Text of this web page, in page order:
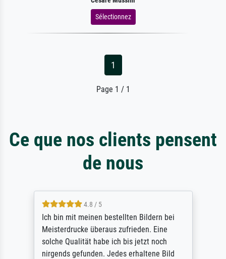
Sélectionnez
1
Page 1 / 1
Ce que nos clients pensent
de nous
5 / 5
Rundum positive Erfahrung. Die Ausführung
des Auftrags hat eine Weile gedauert, die
angekündigte Lieferzeit wurde aber
letztlich sogar etwas unterschritten. Die